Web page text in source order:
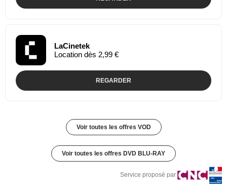
LaCinetek
Location dès 2,99 €
REGARDER
Voir toutes les offres VOD
Voir toutes les offres DVD BLU-RAY
Service proposé par